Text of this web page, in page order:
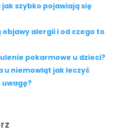
szybko pojawiają się
alergii i od czego to
pokarmowe u dzieci?
u niemowląt jak leczyć
uwagę?